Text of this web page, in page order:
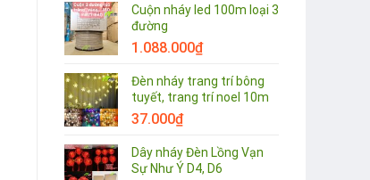
Cuộn nháy led 100m loại 3
đường
1.088.000₫
Đèn nháy trang trí bông
tuyết, trang trí noel 10m
37.000₫
Dây nháy Đèn Lồng Vạn
Sự Như Ý D4, D6